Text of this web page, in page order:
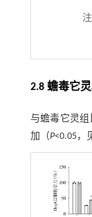
注
2.8 蟾毒它
与蟾毒它灵组
加（P<0.05，